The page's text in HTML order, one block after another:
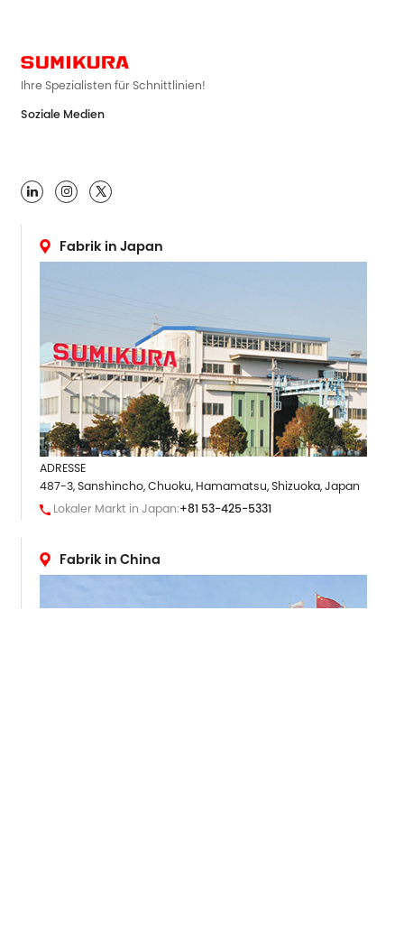
Ihre Spezialisten für Schnittlinien!
Soziale Medien

Fabrik in Japan
ADRESSE
487-3, Sanshincho, Chuoku, Hamamatsu, Shizuoka, Japan
Lokaler Markt in Japan:+81 53-425-5331
Fabrik in China